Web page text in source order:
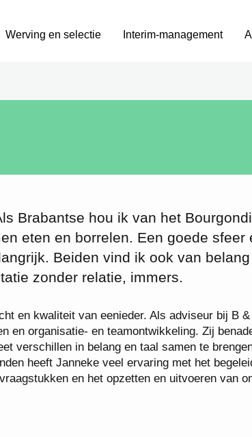
Werving en selectie Interim-management
Brabantse hou ik van het
eten en borrelen. Een goede sfeer
Beiden vind ik ook van
zonder relatie, immers.
en kwaliteit van eenieder. Als adviseur bij B
en organisatie- en teamontwikkeling. Zij
verschillen in belang en taal samen te
heeft Janneke veel ervaring met het
en het opzetten en uitvoeren van